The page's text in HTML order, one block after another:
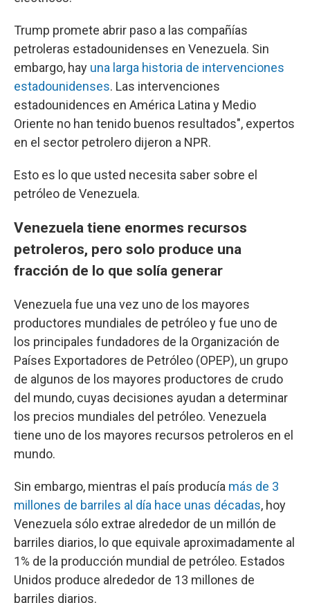
Trump promete abrir paso a las compañías
petroleras estadounidenses en Venezuela. Sin
embargo, hay una larga historia de intervenciones
estadounidenses. Las intervenciones
estadounidences en América Latina y Medio
Oriente no han tenido buenos resultados", expertos
en el sector petrolero dijeron a NPR.
Esto es lo que usted necesita saber sobre el
petróleo de Venezuela.
Venezuela tiene enormes recursos
petroleros, pero solo produce una
fracción de lo que solía generar
Venezuela fue una vez uno de los mayores
productores mundiales de petróleo y fue uno de
los principales fundadores de la Organización de
Países Exportadores de Petróleo (OPEP), un grupo
de algunos de los mayores productores de crudo
del mundo, cuyas decisiones ayudan a determinar
los precios mundiales del petróleo. Venezuela
tiene uno de los mayores recursos petroleros en el
mundo.
Sin embargo, mientras el país producía más de 3
millones de barriles al día hace unas décadas, hoy
Venezuela sólo extrae alrededor de un millón de
barriles diarios, lo que equivale aproximadamente al
1% de la producción mundial de petróleo. Estados
Unidos produce alrededor de 13 millones de
barriles diarios.